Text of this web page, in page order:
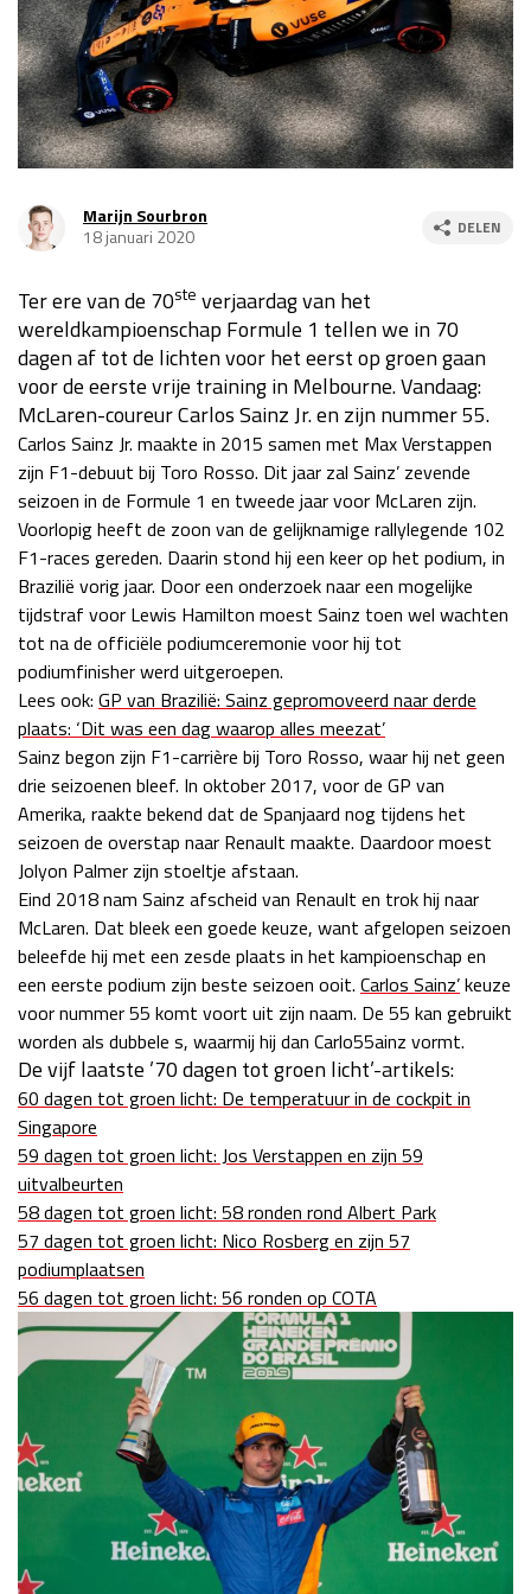
Race
za 13:00 - 15:00
GP VERENIGDE STATEN 2026 23 - 25 okt
Kwalificatie
za 23:00 - 00:00
GP MEXICO 2026 30 okt - 01 nov
Kwalificatie
za 22:00 - 23:00
Race
zo 21:00 - 23:00
Kwalificatie
za 19:00 - 20:00
Race
zo 18:00 - 20:00
LAS VEGAS GRAND PRIX 2026 20 - 22 nov
Kwalificatie
za 05:00 - 06:00
Race
zo 05:00 - 07:00
GP QATAR 2026 27 - 29 nov
Kwalificatie
za 19:00 - 20:00
Race
zo 17:00 - 19:00
GP ABU DHABI 2026 04 - 06 dec
Kwalificatie
za 15:00 - 16:00
Race
zo 14:00 - 16:00
Marijn Sourbron
18 januari 2020
DELEN
Ter ere van de 70ste verjaardag van het
wereldkampioenschap Formule 1 tellen we in 70
dagen af tot de lichten voor het eerst op groen gaan
voor de eerste vrije training in Melbourne. Vandaag:
McLaren-coureur Carlos Sainz Jr. en zijn nummer 55.
Carlos Sainz Jr. maakte in 2015 samen met Max Verstappen
zijn F1-debuut bij Toro Rosso. Dit jaar zal Sainz’ zevende
seizoen in de Formule 1 en tweede jaar voor McLaren zijn.
Voorlopig heeft de zoon van de gelijknamige rallylegende 102
F1-races gereden. Daarin stond hij een keer op het podium, in
Brazilië vorig jaar. Door een onderzoek naar een mogelijke
tijdstraf voor Lewis Hamilton moest Sainz toen wel wachten
tot na de officiële podiumceremonie voor hij tot
podiumfinisher werd uitgeroepen.
Lees ook: GP van Brazilië: Sainz gepromoveerd naar derde
plaats: ‘Dit was een dag waarop alles meezat’
Sainz begon zijn F1-carrière bij Toro Rosso, waar hij net geen
drie seizoenen bleef. In oktober 2017, voor de GP van
Amerika, raakte bekend dat de Spanjaard nog tijdens het
seizoen de overstap naar Renault maakte. Daardoor moest
Jolyon Palmer zijn stoeltje afstaan.
Eind 2018 nam Sainz afscheid van Renault en trok hij naar
McLaren. Dat bleek een goede keuze, want afgelopen seizoen
beleefde hij met een zesde plaats in het kampioenschap en
een eerste podium zijn beste seizoen ooit. Carlos Sainz’keuze
voor nummer 55 komt voort uit zijn naam. De 55 kan gebruikt
worden als dubbele s, waarmij hij dan Carlo55ainz vormt.
De vijf laatste ’70 dagen tot groen licht’-artikels:
60 dagen tot groen licht: De temperatuur in de cockpit in
Singapore
59 dagen tot groen licht: Jos Verstappen en zijn 59
uitvalbeurten
58 dagen tot groen licht: 58 ronden rond Albert Park
57 dagen tot groen licht: Nico Rosberg en zijn 57
podiumplaatsen
56 dagen tot groen licht: 56 ronden op COTA